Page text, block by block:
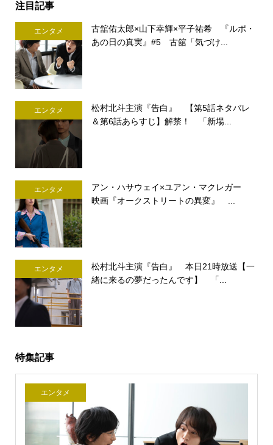
注目記事
エンタメ
古舘佑太郎×山下幸輝×平子祐希 『ルポ・
あの日の真実』#5 古舘「気づけ...
エンタメ
松村北斗主演『告白』 【第5話ネタバレ
＆第6話あらすじ】解禁！ 「新場...
エンタメ
アン・ハサウェイ×ユアン・マクレガー
映画『オークストリートの異変』 ...
エンタメ
松村北斗主演『告白』 本日21時放送【一
緒に来るの夢だったんです】 「...
特集記事
エンタメ